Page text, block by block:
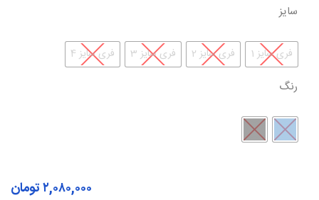
سایز
فری سایز 1 فری سایز 2 فری سایز 3 فری سایز 4
رنگ
۲,۰۸۰,۰۰۰تومان